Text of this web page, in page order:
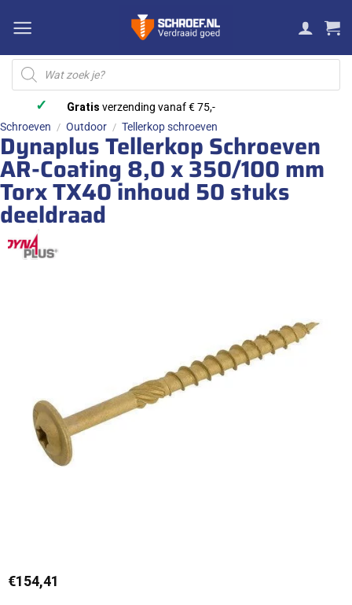
naar
inhoud
Producten
zoeken
✓ Gratis verzending vanaf € 75,-
Schroeven / Outdoor / Tellerkop schroeven
Dynaplus Tellerkop Schroeven
AR-Coating 8,0 x 350/100 mm
Torx TX40 inhoud 50 stuks
deeldraad
€154,41